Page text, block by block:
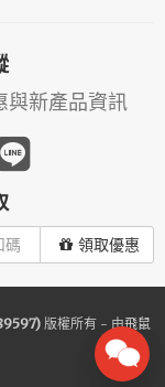
與新產品資訊
領取優惠
版權所有 - 由飛鼠